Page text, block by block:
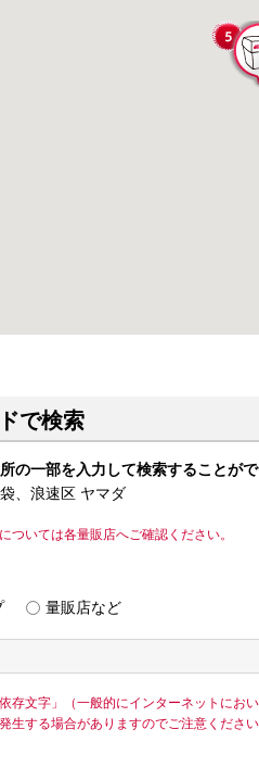
で検索
の一部を入力して検索することがで
、浪速区 ヤマダ
ついては各量販店へご確認ください。
量販店など
存文字」（一般的にインターネットにお
生する場合がありますのでご注意ください